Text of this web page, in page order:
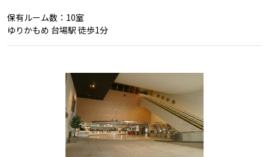
保有ルーム数：10室
ゆりかもめ 台場駅 徒歩1分